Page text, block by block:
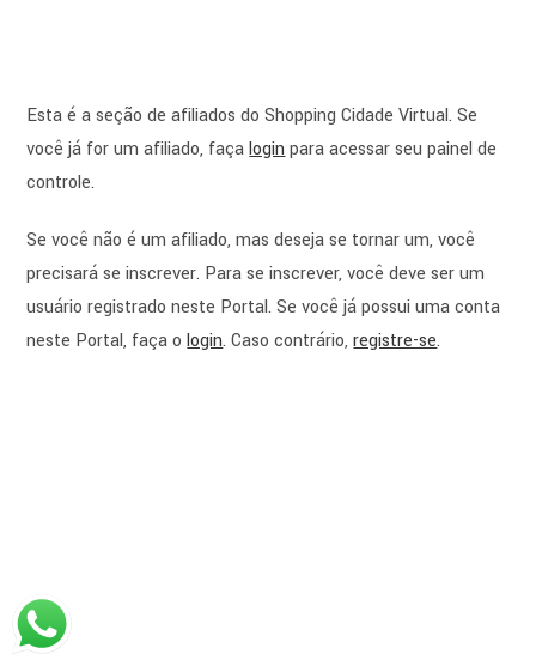
Esta é a seção de afiliados do Shopping Cidade Virtual. Se
você já for um afiliado, façalogin para acessar seu painel de
controle.
Se você não é um afiliado, mas deseja se tornar um, você
precisará se inscrever. Para se inscrever, você deve ser um
usuário registrado neste Portal. Se você já possui uma conta
neste Portal, faça ologin. Caso contrário,registre-se.